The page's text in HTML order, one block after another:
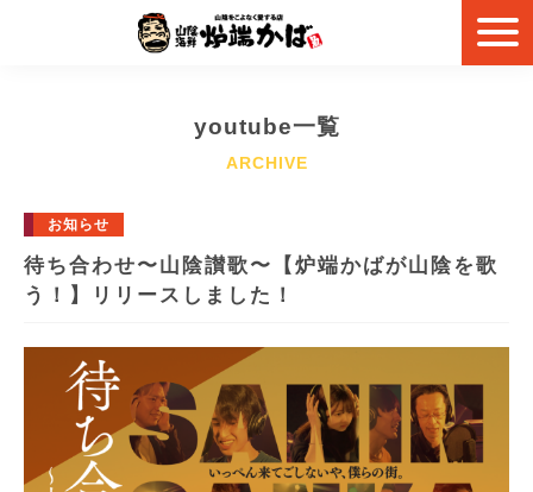
youtube一覧
お知らせ
待ち合わせ〜山陰讃歌〜【炉端かばが山陰を歌
う！】リリースしました！